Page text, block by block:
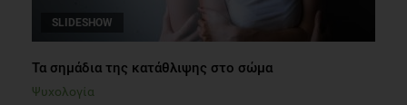
SLIDESHOW
Τα σημάδια της κατάθλιψης στο σώμα
Ψυχολογία